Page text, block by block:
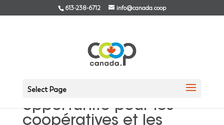
613-238-6712 info@canada.coop
Select Page
canadiennes – une
opportunité pour les
coopératives et les